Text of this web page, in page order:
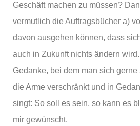
Geschäft machen zu müssen?
vermutlich die Auftragsbücher a)
davon ausgehen können, dass
auch in Zukunft nichts ändern
Gedanke, bei dem man sich
die Arme verschränkt und in
singt: So soll es sein, so kann es
mir gewünscht.